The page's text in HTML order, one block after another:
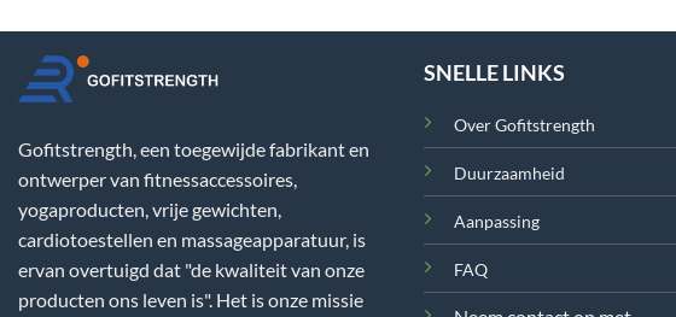
Gofitstrength, een toegewijde fabrikant en
ontwerper van fitnessaccessoires,
yogaproducten, vrije gewichten,
cardiotoestellen en massageapparatuur, is
ervan overtuigd dat "de kwaliteit van onze
producten ons leven is". Het is onze missie
SNELLE LINKS
Over Gofitstrength
Duurzaamheid
Aanpassing
FAQ